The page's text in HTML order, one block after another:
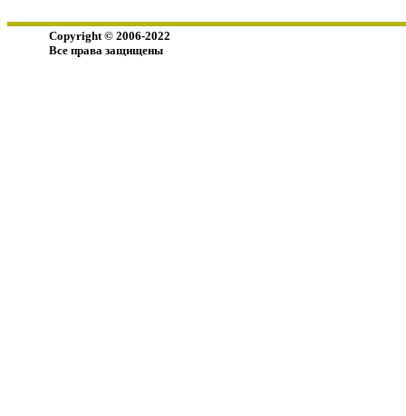
Copyright © 2006-2022
Все права защищены